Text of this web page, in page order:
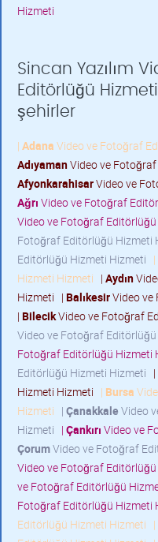
Hizmeti
Sincan Yazılım
Editörlüğü
şehirler
| Adana Video ve Fotoğraf
AdıyamanVideo ve
AfyonkarahisarVideo ve
Ağrı Video ve Fotoğraf
Video ve Fotoğraf
Fotoğraf Editörlüğü Hizmeti
Editörlüğü Hizmeti Hizmeti |
Hizmeti Hizmeti | Aydın
Hizmeti | BalıkesirVideo
| BilecikVideo ve Fotoğraf
Video ve Fotoğraf
Fotoğraf Editörlüğü Hizmeti
Editörlüğü Hizmeti Hizmeti |
Hizmeti Hizmeti | Bursa
Hizmeti | Çanakkale Video
Hizmeti | Çankırı Video ve
ÇorumVideo ve Fotoğraf
Video ve Fotoğraf
ve Fotoğraf Editörlüğü
Fotoğraf Editörlüğü Hizmeti
Editörlüğü Hizmeti Hizmeti |